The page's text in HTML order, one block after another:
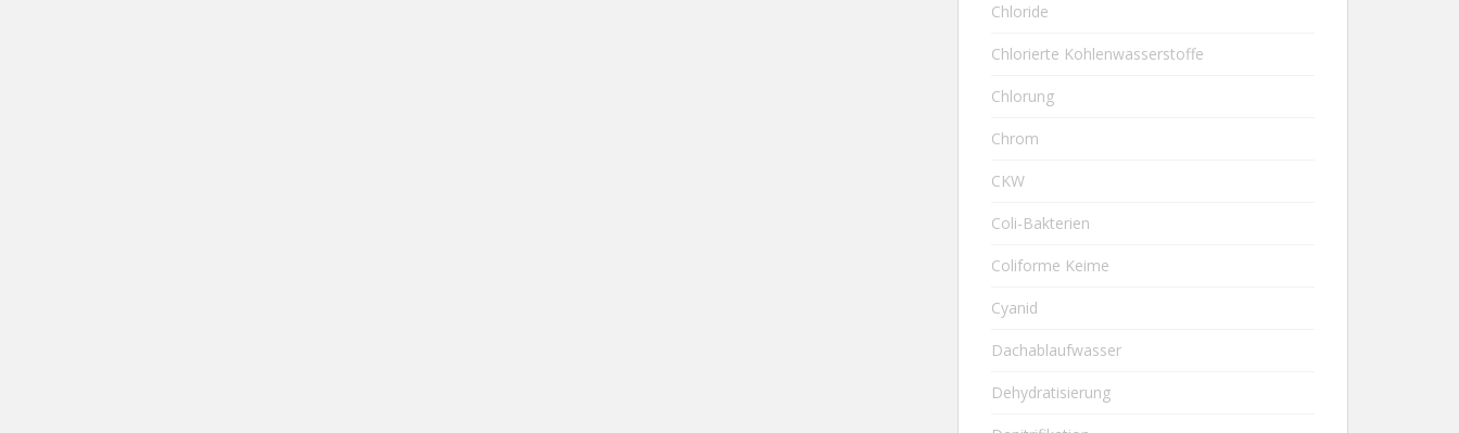
Chloride
Chlorierte Kohlenwasserstoffe
Chlorung
Chrom
CKW
Coli-Bakterien
Coliforme Keime
Cyanid
Dachablaufwasser
Dehydratisierung